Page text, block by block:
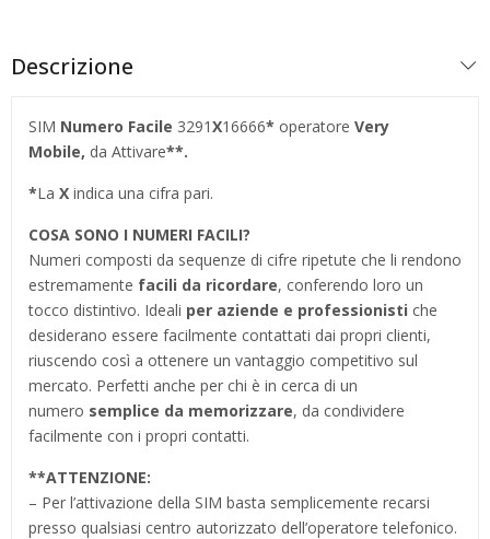
Descrizione
SIM Numero Facile 3291X16666* operatore Very
Mobile, da Attivare**.
*La X indica una cifra pari.
COSA SONO I NUMERI FACILI?
Numeri composti da sequenze di cifre ripetute che li rendono
estremamente facili da ricordare, conferendo loro un
tocco distintivo. Ideali per aziende e professionisti che
desiderano essere facilmente contattati dai propri clienti,
riuscendo così a ottenere un vantaggio competitivo sul
mercato. Perfetti anche per chi è in cerca di un
numero semplice da memorizzare, da condividere
facilmente con i propri contatti.
**ATTENZIONE:
– Per l’attivazione della SIM basta semplicemente recarsi
presso qualsiasi centro autorizzato dell’operatore telefonico.